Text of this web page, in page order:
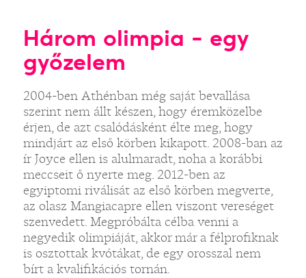
Három olimpia - egy
győzelem
2004-ben Athénban még saját bevallása
szerint nem állt készen, hogy éremközelbe
érjen, de azt csalódásként élte meg, hogy
mindjárt az első körben kikapott. 2008-ban az
ír Joyce ellen is alulmaradt, noha a korábbi
meccseit ő nyerte meg. 2012-ben az
egyiptomi riválisát az első körben megverte,
az olasz Mangiacapre ellen viszont vereséget
szenvedett. Megpróbálta célba venni a
negyedik olimpiáját, akkor már a félprofiknak
is osztottak kvótákat, de egy orosszal nem
bírt a kvalifikációs tornán.